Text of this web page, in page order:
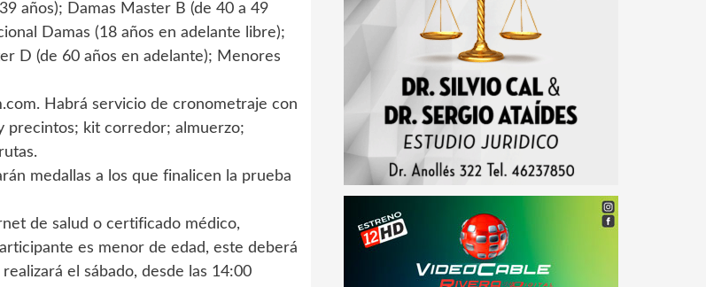
años); Damas Master B (de 40 a 49
Damas (18 años en adelante libre);
D (de 60 años en adelante); Menores
Habrá servicio de cronometraje con
precintos; kit corredor; almuerzo;
medallas a los que finalicen la prueba
de salud o certificado médico,
es menor de edad, este deberá
el sábado, desde las 14:00